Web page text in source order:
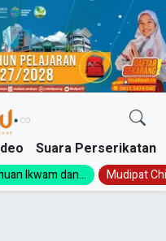
Suara Perserikatan
Ikwam dan... Mudipat